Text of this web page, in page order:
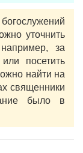
уточнить
за
посетить
найти на
священники
было в